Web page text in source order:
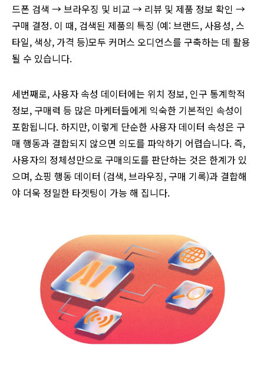
드폰 검색 → 브라우징 및 비교 → 리뷰 및 제품 정보 확인 →
구매 결정. 이 때, 검색된 제품의 특징 (예: 브랜드, 사용성, 스
타일, 색상, 가격 등)모두 커머스 오디언스를 구축하는 데 활용
될 수 있습니다.
세번째로, 사용자 속성 데이터에는 위치 정보, 인구 통계학적
정보, 구매력 등 많은 마케터들에게 익숙한 기본적인 속성이
포함됩니다. 하지만, 이렇게 단순한 사용자 데이터 속성은 구
매 행동과 결합되지 않으면 의도를 파악하기 어렵습니다. 즉,
사용자의 정체성만으로 구매의도를 판단하는 것은 한계가 있
으며, 쇼핑 행동 데이터 (검색, 브라우징, 구매 기록)과 결합해
야 더욱 정밀한 타겟팅이 가능 해 집니다.